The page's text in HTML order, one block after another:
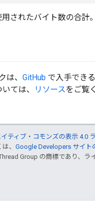
されたバイト数の合計。
は、 GitHub で入手でき
ては、
リソースをご覧
ティブ・コモンズの表示 4.0
、 Google Developers サイト
Group の商標であり、ラ